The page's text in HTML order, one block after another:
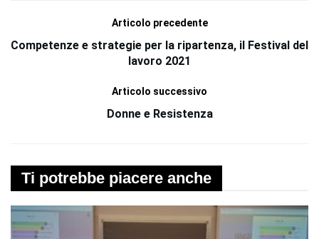
Articolo precedente
Competenze e strategie per la ripartenza, il Festival del
lavoro 2021
Articolo successivo
Donne e Resistenza
Ti potrebbe piacere anche